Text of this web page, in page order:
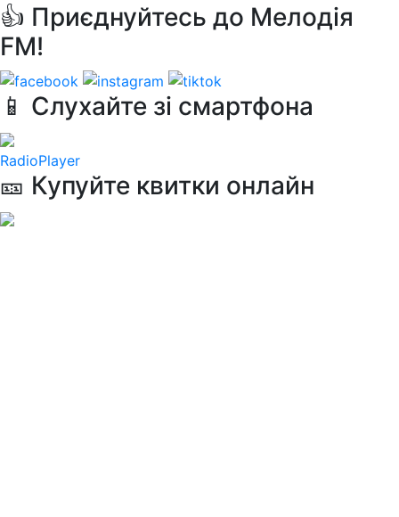
👍 Приєднуйтесь до Мелодія
FM!
📱 Слухайте зі смартфона
RadioPlayer
🎫 Купуйте квитки онлайн